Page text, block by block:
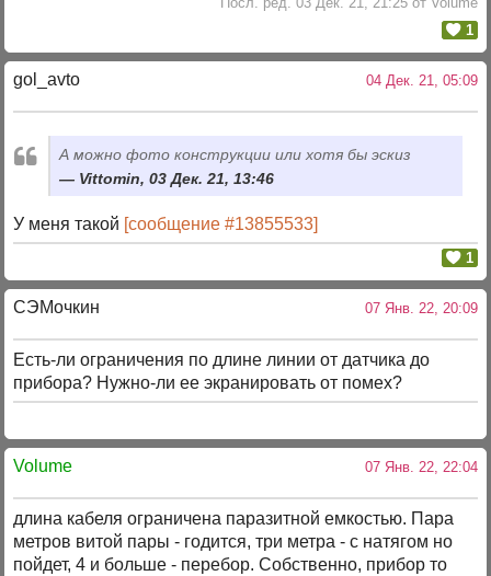
1
gol_avto 04 Дек. 21, 05:09
А можно фото конструкции или хотя бы эскиз
Vittomin, 03 Дек. 21, 13:46
У меня такой [сообщение #13855533]
1
СЭМочкин 07 Янв. 22, 20:09
Есть-ли ограничения по длине линии от датчика до
прибора? Нужно-ли ее экранировать от помех?
Volume 07 Янв. 22, 22:04
длина кабеля ограничена паразитной емкостью. Пара
метров витой пары - годится, три метра - с натягом но
пойдет, 4 и больше - перебор. Собственно, прибор то